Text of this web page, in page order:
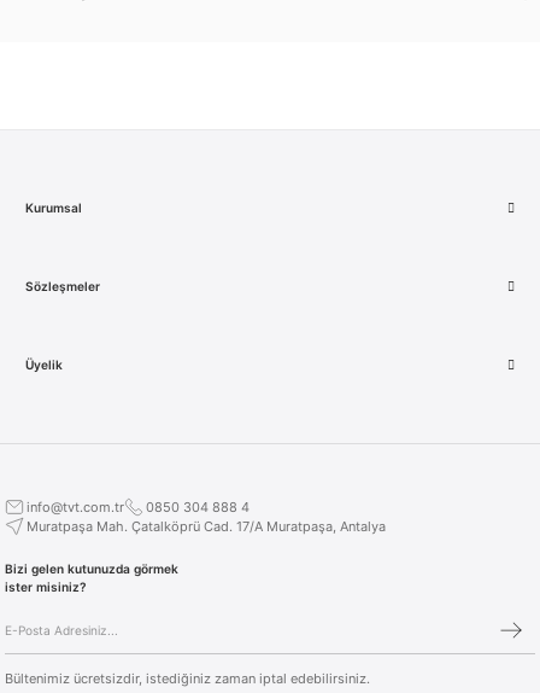
Kurumsal
Sözleşmeler
Üyelik
info@tvt.com.tr
0850 304 888 4
Muratpaşa Mah. Çatalköprü Cad. 17/A Muratpaşa, Antalya
Bizi gelen kutunuzda görmek
ister misiniz?
Bültenimiz ücretsizdir, istediğiniz zaman iptal edebilirsiniz.